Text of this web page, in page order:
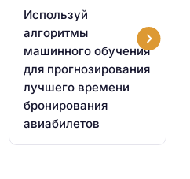
Используй
алгоритмы
машинного обучения
для прогнозирования
лучшего времени
бронирования
авиабилетов